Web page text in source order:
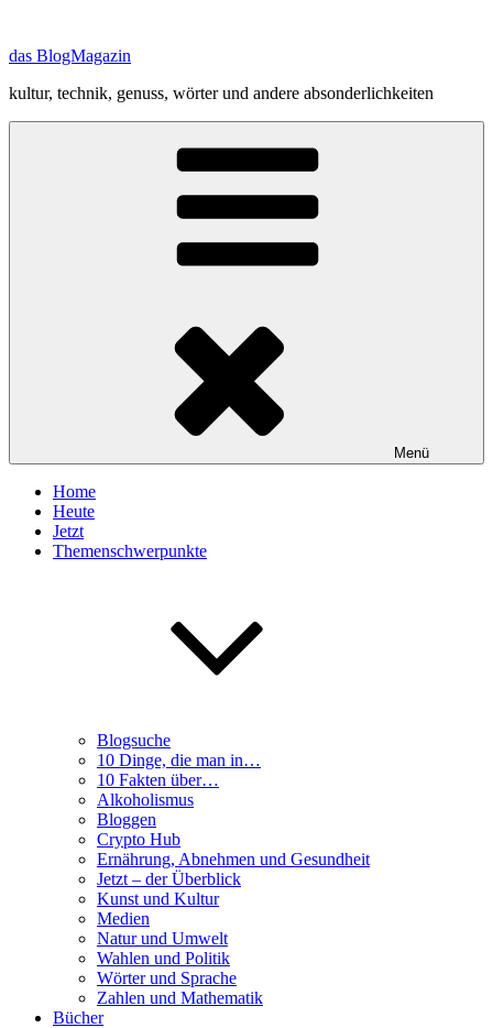
springen
das BlogMagazin
kultur, technik, genuss, wörter und andere absonderlichkeiten
Menü
Home
Heute
Jetzt
Themenschwerpunkte
Blogsuche
10 Dinge, die man in…
10 Fakten über…
Alkoholismus
Bloggen
Crypto Hub
Ernährung, Abnehmen und Gesundheit
Jetzt – der Überblick
Kunst und Kultur
Medien
Natur und Umwelt
Wahlen und Politik
Wörter und Sprache
Zahlen und Mathematik
Bücher